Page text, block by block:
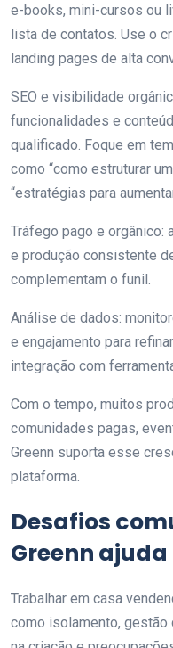
e-books, mini-cursos ou
lista de contatos. Use o
landing pages de alta
SEO e visibilidade
funcionalidades e
qualificado. Foque em
como “como estruturar
“estratégias para
Tráfego pago e orgânico:
e produção consistente
complementam o funil.
Análise de dados:
e engajamento para
integração com
Com o tempo, muitos
comunidades pagas,
Greenn suporta esse
plataforma.
Desafios
Greenn
Trabalhar em casa
como isolamento,